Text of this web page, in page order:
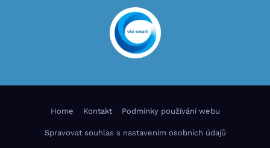
Home Kontakt Podmínky používání webu
Spravovat souhlas s nastavením osobních údajů